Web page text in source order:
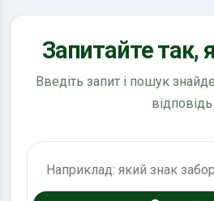
Запитайте так,
Введіть запит і пошук
відповідь